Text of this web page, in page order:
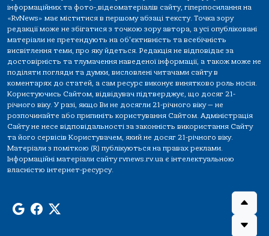
інформаційних та фото-,відеоматеріалів сайту, гіперпосилання на
«RvNews» має міститися в першому абзаці тексту. Точка зору
редакції може не збігатися з точкою зору автора, а усі опубліковані
матеріали не претендують на об'єктивність та всебічність
висвітлення теми, про яку йдеться. Редакція не відповідає за
достовірність та тлумачення наведеної інформації, а також може не
поділяти погляди та думки, висловлені читачами сайту в
коментарях до статей, а сам ресурс виконує винятково роль носія.
Користуючись Сайтом, відвідувач підтверджує, що досяг 21-
річного віку. У разі, якщо Ви не досягли 21-річного віку — не
розпочинайте або припиніть користування Сайтом. Адміністрація
Сайту не несе відповідальності за законність використання Сайту
та його сервісів Користувачем, який не досяг 21-річного віку.
Матеріали з поміткою (R) публікуються на правах реклами.
Інформаційні матеріали сайту rvnews.rv.ua є інтелектуальною
власністю інтернет-ресурсу.